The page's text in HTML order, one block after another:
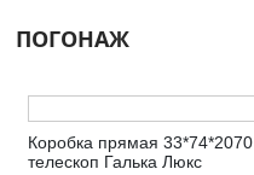
ПОГОНАЖ
Коробка прямая 33*74*2070
телескоп Галька Люкс